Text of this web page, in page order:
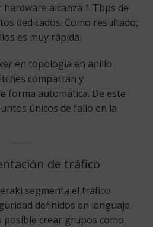
alcanza 1 Tbps de
dedicados. Como resultado,
es muy rápida.
en topología en anillo
compartan y
forma automática. De este
únicos de fallo en la
de tráfico
segmenta el tráfico
definidos en lenguaje
posible crear grupos como